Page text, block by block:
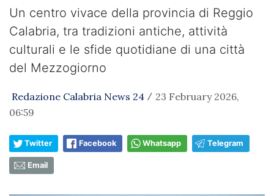
Un centro vivace della provincia di Reggio
Calabria, tra tradizioni antiche, attività
culturali e le sfide quotidiane di una città
del Mezzogiorno
Redazione Calabria News 24 / 23 February 2026,
06:59
Twitter Facebook Whatsapp Telegram
Email